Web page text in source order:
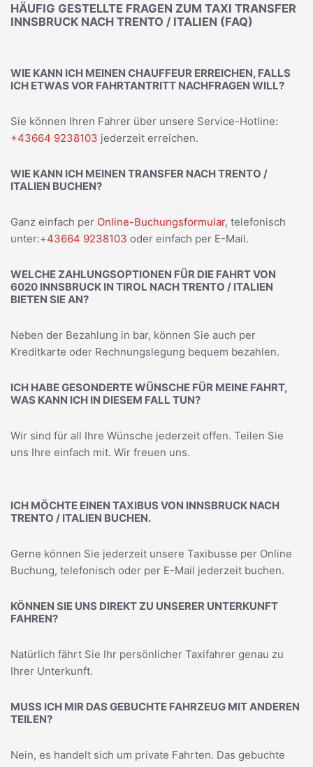
HÄUFIG GESTELLTE FRAGEN ZUM TAXI TRANSFER
INNSBRUCK NACH TRENTO / ITALIEN (FAQ)
WIE KANN ICH MEINEN CHAUFFEUR ERREICHEN, FALLS
ICH ETWAS VOR FAHRTANTRITT NACHFRAGEN WILL?
Sie können Ihren Fahrer über unsere Service-Hotline:
+43664 9238103 jederzeit erreichen.
WIE KANN ICH MEINEN TRANSFER NACH TRENTO /
ITALIEN BUCHEN?
Ganz einfach per Online-Buchungsformular, telefonisch
unter:+43664 9238103 oder einfach per E-Mail.
WELCHE ZAHLUNGSOPTIONEN FÜR DIE FAHRT VON
6020 INNSBRUCK IN TIROL NACH TRENTO / ITALIEN
BIETEN SIE AN?
Neben der Bezahlung in bar, können Sie auch per
Kreditkarte oder Rechnungslegung bequem bezahlen.
ICH HABE GESONDERTE WÜNSCHE FÜR MEINE FAHRT,
WAS KANN ICH IN DIESEM FALL TUN?
Wir sind für all Ihre Wünsche jederzeit offen. Teilen Sie
uns Ihre einfach mit. Wir freuen uns.
ICH MÖCHTE EINEN TAXIBUS VON INNSBRUCK NACH
TRENTO / ITALIEN BUCHEN.
Gerne können Sie jederzeit unsere Taxibusse per Online
Buchung, telefonisch oder per E-Mail jederzeit buchen.
KÖNNEN SIE UNS DIREKT ZU UNSERER UNTERKUNFT
FAHREN?
Natürlich fährt Sie Ihr persönlicher Taxifahrer genau zu
Ihrer Unterkunft.
MUSS ICH MIR DAS GEBUCHTE FAHRZEUG MIT ANDEREN
TEILEN?
Nein, es handelt sich um private Fahrten. Das gebuchte